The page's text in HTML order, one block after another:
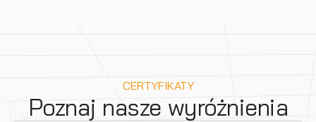
CERTYFIKATY
Poznaj nasze wyróżnienia